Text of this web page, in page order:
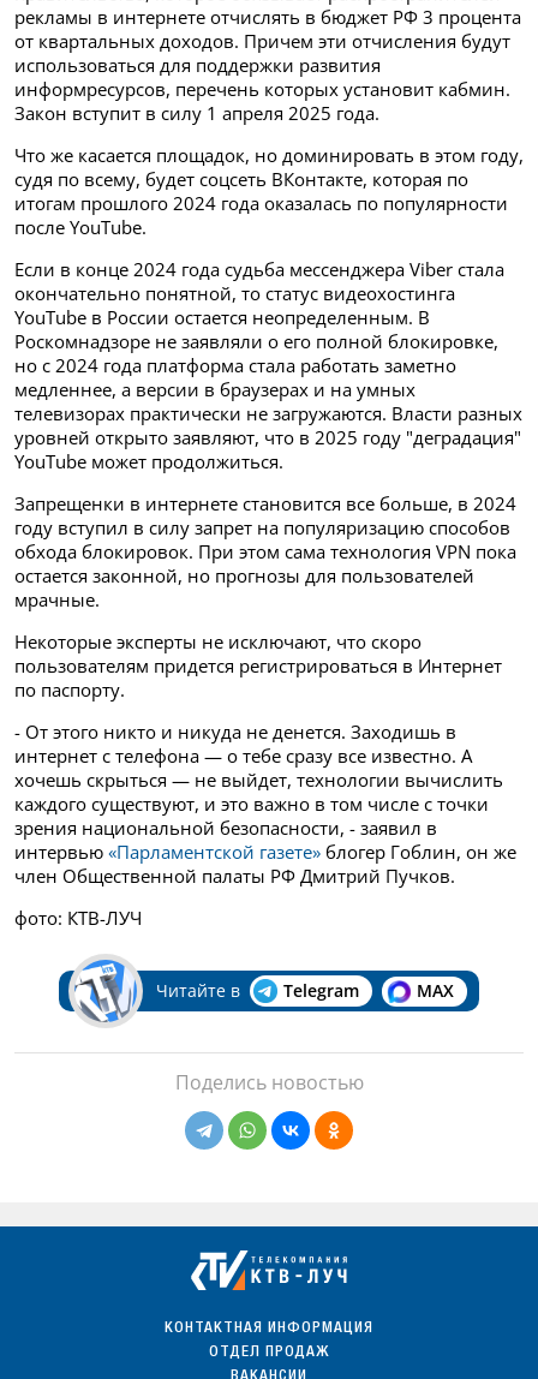
рекламы в интернете отчислять в бюджет РФ 3 процента
от квартальных доходов. Причем эти отчисления будут
использоваться для поддержки развития
информресурсов, перечень которых установит кабмин.
Закон вступит в силу 1 апреля 2025 года.
Что же касается площадок, но доминировать в этом году,
судя по всему, будет соцсеть ВКонтакте, которая по
итогам прошлого 2024 года оказалась по популярности
после YouTube.
Если в конце 2024 года судьба мессенджера Viber стала
окончательно понятной, то статус видеохостинга
YouTube в России остается неопределенным. В
Роскомнадзоре не заявляли о его полной блокировке,
но с 2024 года платформа стала работать заметно
медленнее, а версии в браузерах и на умных
телевизорах практически не загружаются. Власти разных
уровней открыто заявляют, что в 2025 году "деградация"
YouTube может продолжиться.
Запрещенки в интернете становится все больше, в 2024
году вступил в силу запрет на популяризацию способов
обхода блокировок. При этом сама технология VPN пока
остается законной, но прогнозы для пользователей
мрачные.
Некоторые эксперты не исключают, что скоро
пользователям придется регистрироваться в Интернет
по паспорту.
- От этого никто и никуда не денется. Заходишь в
интернет с телефона — о тебе сразу все известно. А
хочешь скрыться — не выйдет, технологии вычислить
каждого существуют, и это важно в том числе с точки
зрения национальной безопасности, - заявил в
интервью «Парламентской газете» блогер Гоблин, он же
член Общественной палаты РФ Дмитрий Пучков.
фото: КТВ-ЛУЧ
Читайте в Telegram MAX
Поделись новостью
КОНТАКТНАЯ ИНФОРМАЦИЯ
ОТДЕЛ ПРОДАЖ